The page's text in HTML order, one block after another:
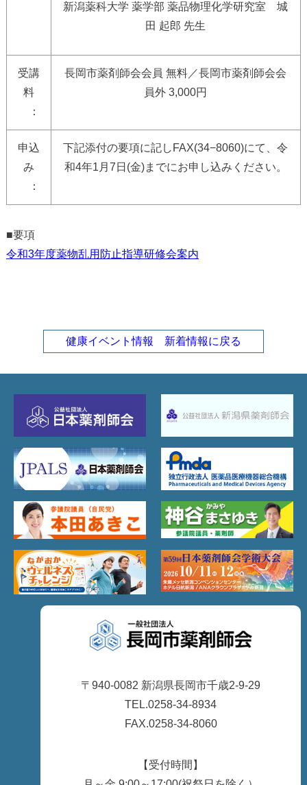
新潟薬科大学 薬学部 薬品物理化学研究室 城
田 起郎 先生
受講
料
：
長岡市薬剤師会会員 無料／長岡市薬剤師会会
員外 3,000円
申込
み
：
下記添付の要項に記しFAX(34−8060)にて、令
和4年1月7日(金)までにお申し込みください。
■要項
令和3年度薬物乱用防止指導研修会案内
健康イベント情報 新着情報に戻る
〒940-0082 新潟県長岡市千歳2-9-29
TEL.0258-34-8934
FAX.0258-34-8060
【受付時間】